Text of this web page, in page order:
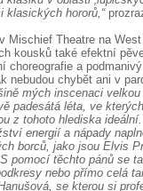
klasických hororů,“
Mischief Theatre na
kousků také efektní
choreografie a podmanivý
nebudou chybět ani v
mých inscenaci
padesátá léta, ve
z tohoto hlediska
energií a nápady
borců, jako jsou Elvis
pomocí těchto pánů se
nebo přímo celá
se kterou si